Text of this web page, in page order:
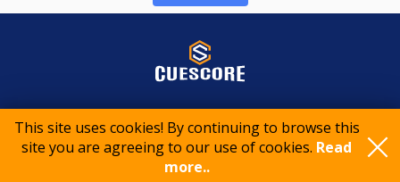
This site uses cookies! By continuing to browse this
site you are agreeing to our use of cookies. Read
more..
© 2015-2026 CueScore International
Privacy policy